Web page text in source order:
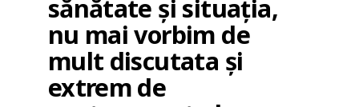
sănătate și situația,
nu mai vorbim de
mult discutata și
extrem de